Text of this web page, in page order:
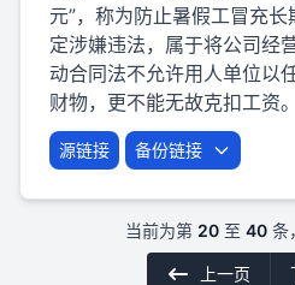
元”，称为防止暑假工冒充
定涉嫌违法，属于将公司经
动合同法不允许用人单位以
财物，更不能无故克扣工资。
源链接 备份链接
当前为第 20 至 40 条
上一页